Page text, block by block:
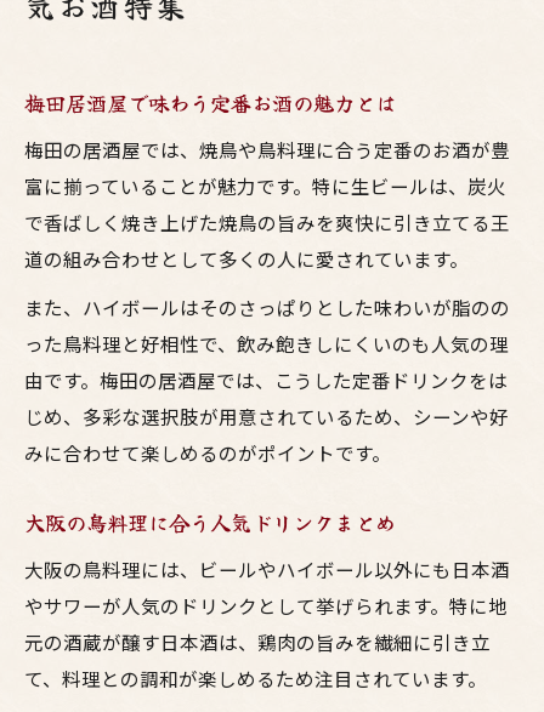
梅田居酒屋で味わう定番お酒の魅力とは
梅田の居酒屋では、焼鳥や鳥料理に合う定番のお酒が豊
富に揃っていることが魅力です。特に生ビールは、炭火
で香ばしく焼き上げた焼鳥の旨みを爽快に引き立てる王
道の組み合わせとして多くの人に愛されています。
また、ハイボールはそのさっぱりとした味わいが脂のの
った鳥料理と好相性で、飲み飽きしにくいのも人気の理
由です。梅田の居酒屋では、こうした定番ドリンクをは
じめ、多彩な選択肢が用意されているため、シーンや好
みに合わせて楽しめるのがポイントです。
大阪の鳥料理に合う人気ドリンクまとめ
大阪の鳥料理には、ビールやハイボール以外にも日本酒
やサワーが人気のドリンクとして挙げられます。特に地
元の酒蔵が醸す日本酒は、鶏肉の旨みを繊細に引き立
て、料理との調和が楽しめるため注目されています。